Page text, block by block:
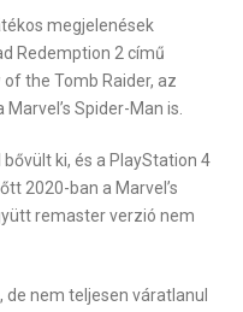
megjelenések
Redemption 2 című
the Tomb Raider, az
Spider-Man is.
ki, és a PlayStation 4
2020-ban a Marvel’s
remaster verzió nem
nem teljesen váratlanul